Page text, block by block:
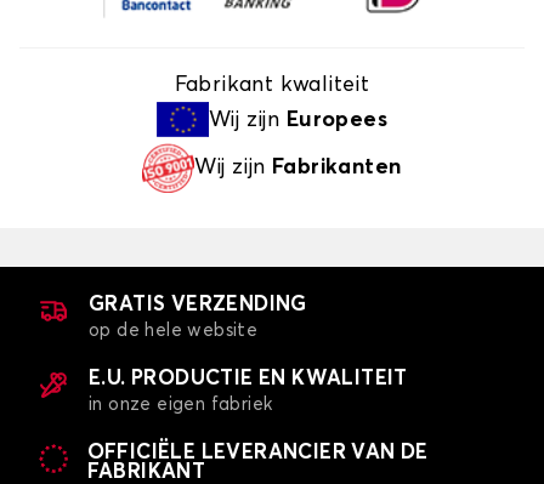
Fabrikant kwaliteit
Wij zijn Europees
Wij zijn Fabrikanten
GRATIS VERZENDING
op de hele website
E.U. PRODUCTIE EN KWALITEIT
in onze eigen fabriek
OFFICIËLE LEVERANCIER VAN DE
FABRIKANT